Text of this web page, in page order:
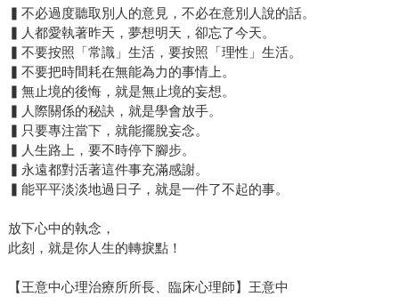
▍不必過度聽取別人的意見，不必在意別人說的話。
▍人都愛執著昨天，夢想明天，卻忘了今天。
▍不要按照「常識」生活，要按照「理性」生活。
▍不要把時間耗在無能為力的事情上。
▍無止境的後悔，就是無止境的妄想。
▍人際關係的秘訣，就是學會放手。
▍只要專注當下，就能擺脫妄念。
▍人生路上，要不時停下腳步。
▍永遠都對活著這件事充滿感謝。
▍能平平淡淡地過日子，就是一件了不起的事。
放下心中的執念，
此刻，就是你人生的轉捩點！
【王意中心理治療所所長、臨床心理師】王意中